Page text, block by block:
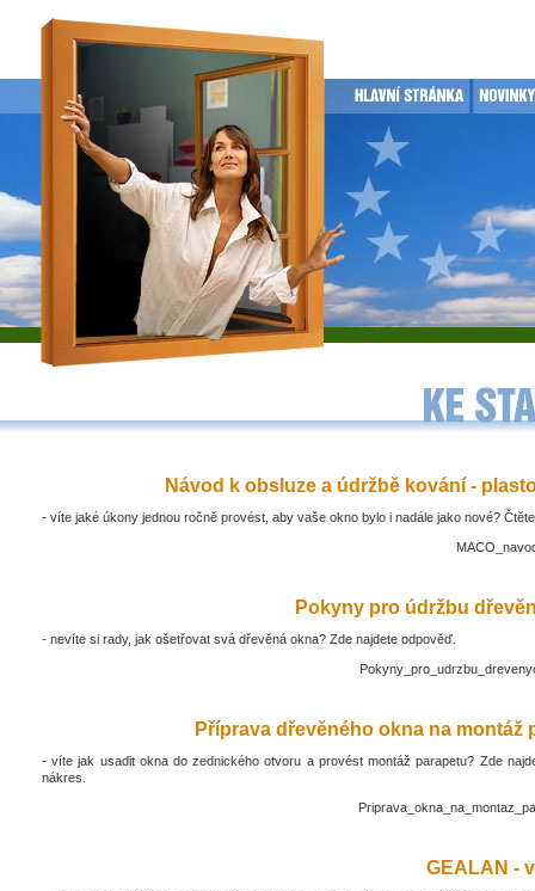
Návod k obsluze a údržbě kování -
- víte jaké úkony jednou ročně provést, aby vaše okno bylo i nadále jako nové?
Pokyny pro údržbu
- nevíte si rady, jak ošetřovat svá dřevěná okna? Zde najdete odpověď.
Příprava dřevěného okna na montáž
- víte jak usadit okna do zednického otvoru a provést montáž parapetu? Zde
nákres.
GEALAN -